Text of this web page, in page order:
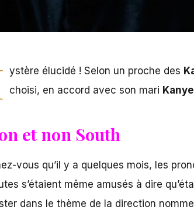
ystère élucidé ! Selon un proche des
choisi, en accord avec son mari
et non South
vous qu’il y a quelques mois, les
s’étaient même amusés à dire
dans le thème de la direction